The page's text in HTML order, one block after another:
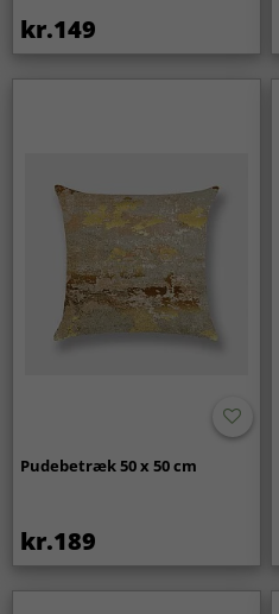
kr.149
Pudebetræk 50 x 50 cm
kr.189